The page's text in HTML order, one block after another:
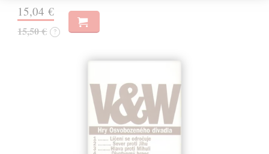
15,04 €
15,50 € ?